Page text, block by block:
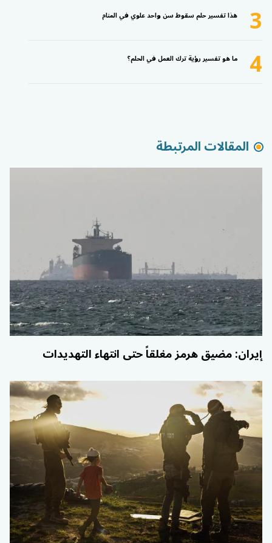
3
هذا تفسير حلم سقوط سن واحد علوي في المنام
4 ما هو تفسير رؤية ترك العمل في الحلم؟
المقالات المرتبطة
إيران: مضيق هرمز مغلقاً حتى انتهاء التهديدات